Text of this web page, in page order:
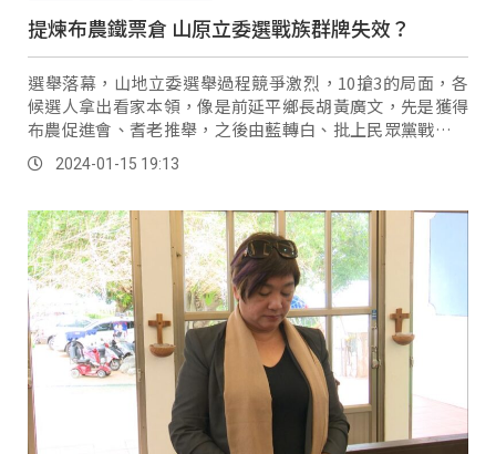
提煉布農鐵票倉 山原立委選戰族群牌失效？
選舉落幕，山地立委選舉過程競爭激烈，10搶3的局面，各
候選人拿出看家本領，像是前延平鄉長胡黃廣文，先是獲得
布農促進會、耆老推舉，之後由藍轉白、批上民眾黨戰袍參
選，雖然最後選舉失利，但仍希望布農族大團結精神能延續
傳承。2024-01-15 19:13